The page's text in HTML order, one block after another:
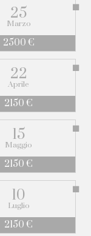
25
Marzo
2500 €
22
Aprile
2150 €
15
Maggio
2150 €
10
Luglio
2150 €